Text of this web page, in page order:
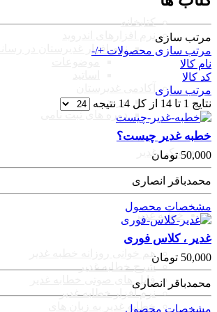
کتابخانه
نرم افزار غدیرستان در رسانه
ورود
دوره های ثبت نامی
ویکی غدیر
خطبه غدیر
هم خوانی روزانه خطبه غدیر
شرح خطابه غدیر
فایل های صوتی خطابه غدیر
نرم افزار خطابه غدیر
خطابه غدیر به زبان های
مرتب سازی
مرتب سازی محصولات +/-
نام کالا
کد کالا
مرتب سازی
نتایج 1 تا 14 از کل 14 نتیجه
خطبه غدیر چیست؟
50,000 تومان
محمدباقر انصاری
مشخصات محصول
غدیر ، کلاس فوری
50,000 تومان
محمدباقر انصاری
مشخصات محصول